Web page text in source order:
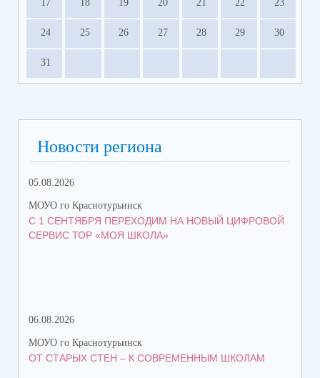
17 18 19 20 21 22 23
24 25 26 27 28 29 30
31
Новости региона
05.08.2026
МОУО го Краснотурьинск
С 1 СЕНТЯБРЯ ПЕРЕХОДИМ НА НОВЫЙ ЦИФРОВОЙ
СЕРВИС ТОР «МОЯ ШКОЛА»
06.08.2026
МОУО го Краснотурьинск
ОТ СТАРЫХ СТЕН – К СОВРЕМЕННЫМ ШКОЛАМ